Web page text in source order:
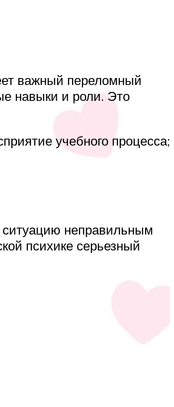
важный переломный
навыки и роли. Это
учебного процесса;
ситуацию неправильным
психике серьезный